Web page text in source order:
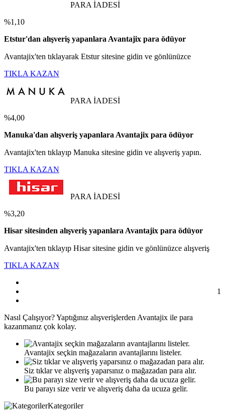
PARA İADESİ
%1,10
Etstur'dan alışveriş yapanlara Avantajix para ödüyor
Avantajix'ten tıklayarak Etstur sitesine gidin ve gönlünüzce
TIKLA KAZAN
PARA İADESİ
%4,00
Manuka'dan alışveriş yapanlara Avantajix para ödüyor
Avantajix'ten tıklayıp Manuka sitesine gidin ve alışveriş yapın.
TIKLA KAZAN
PARA İADESİ
%3,20
Hisar sitesinden alışveriş yapanlara Avantajix para ödüyor
Avantajix'ten tıklayıp Hisar sitesine gidin ve gönlünüzce alışveriş
TIKLA KAZAN
1
Nasıl Çalışıyor?Yaptığınız alışverişlerden Avantajix ile para
kazanmanız çok kolay.
Avantajix seçkin mağazaların avantajlarını listeler.
Siz tıklar ve alışveriş yaparsınız o mağazadan para alır.
Bu parayı size verir ve alışveriş daha da ucuza gelir.
Kategoriler